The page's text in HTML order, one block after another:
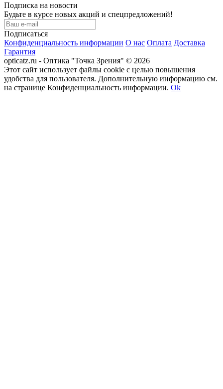
Подписка на новости
Будьте в курсе новых акций и спецпредложений!
Подписаться
Конфиденциальность информации О нас Оплата Доставка
Гарантия
opticatz.ru - Оптика "Точка Зрения" © 2026
Этот сайт использует файлы cookie с целью повышения
удобства для пользователя. Дополнительную информацию см.
на странице Конфиденциальность информации. Ok